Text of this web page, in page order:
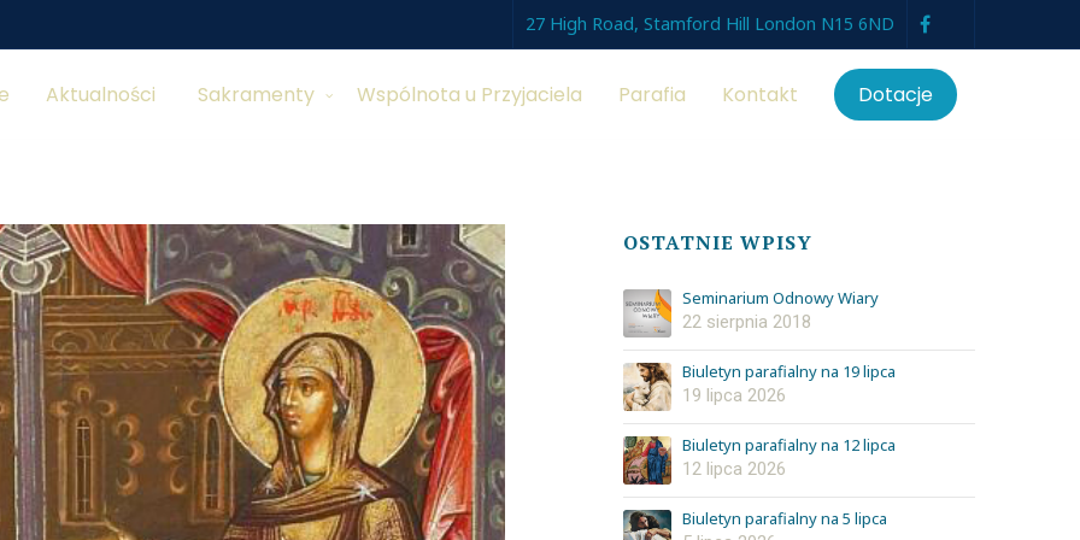
27 High Road, Stamford Hill London N15 6ND
Aktualności Sakramenty Wspólnota u Przyjaciela Parafia Kontakt Dotacje
OSTATNIE WPISY
Seminarium Odnowy Wiary
22 sierpnia 2018
Biuletyn parafialny na 19 lipca
19 lipca 2026
Biuletyn parafialny na 12 lipca
12 lipca 2026
Biuletyn parafialny na 5 lipca